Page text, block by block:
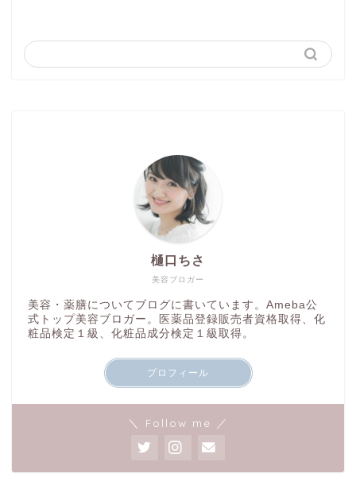
美容ブロガー
樋口ちさ
美容・薬膳についてブログに書いています。Ameba公
式トップ美容ブロガー。医薬品登録販売者資格取得、化
粧品検定１級、化粧品成分検定１級取得。
プロフィール
＼ Follow me ／